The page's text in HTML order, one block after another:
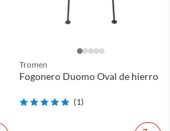
Tromen
Fogonero Duomo Oval de hierro
(1)